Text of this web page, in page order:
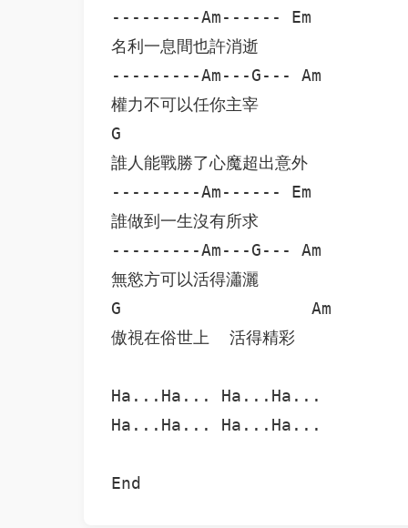
---------Am------ Em
名利一息間也許消逝
---------Am---G--- Am
權力不可以任你主宰
G
誰人能戰勝了心魔超出意外
---------Am------ Em
誰做到一生沒有所求
---------Am---G--- Am
無慾方可以活得瀟灑
G                   Am
傲視在俗世上  活得精彩
Ha...Ha... Ha...Ha...
Ha...Ha... Ha...Ha...